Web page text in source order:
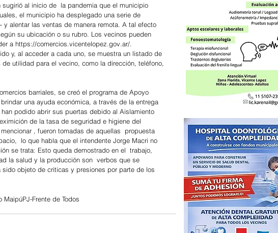
al inicio de  la pandemia que el municipio
el municipio ha desplegado una serie de
alentar las ventas de manera remota. A tal efecto
su ubicación o su rubro. Los vecinos pueden
a https://comercios.vicentelopez.gov.ar/.
y, al acceder a cada uno, se muestra un listado de
utilidad para el vecino, como la dirección, teléfono,
barriales, se creó el programa de Apoyo
una ayuda económica, a través de la entrega
podido abrir sus puertas debido al Aislamiento
de la tasa de seguridad e higiene del
, fueron tomadas de aquellas  propuesta
lo que habla que el intendente Jorge Macri no
se trata: Esto queda demostrado en el  trabajo,
la salud y la producción son  verbos que se
objeto de criticas y presiones por parte de los
MaipúPJ-Frente de Todos